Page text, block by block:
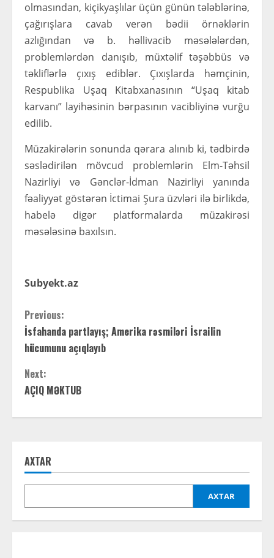
olmasından, kiçikyaşlılar üçün günün tələblərinə,
çağırışlara cavab verən bədii örnəklərin
azlığından və b. həllivacib məsələlərdən,
problemlərdən danışıb, müxtəlif təşəbbüs və
təkliflərlə çıxış ediblər. Çıxışlarda həmçinin,
Respublika Uşaq Kitabxanasının “Uşaq kitab
karvanı” layihəsinin bərpasının vacibliyinə vurğu
edilib.
Müzakirələrin sonunda qərara alınıb ki, tədbirdə
səslədirilən mövcud problemlərin Elm-Təhsil
Nazirliyi və Gənclər-İdman Nazirliyi yanında
fəaliyyət göstərən İctimai Şura üzvləri ilə birlikdə,
habelə digər platformalarda müzakirəsi
məsələsinə baxılsın.
Subyekt.az
C
o
n
t
i
u
R
Previous:
İsfahanda partlayış; Amerika rəsmiləri İsrailin
hücumunu açıqlayıb
Next:
AÇIQ MƏKTUB
AXTAR
AXTAR